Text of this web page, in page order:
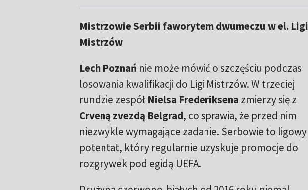
Mistrzowie Serbii faworytem dwumeczu w el. Ligi
Mistrzów
Lech Poznań nie może mówić o szczęściu podczas
losowania kwalifikacji do Ligi Mistrzów. W trzeciej
rundzie zespół Nielsa Frederiksena zmierzy się z
Crveną zvezdą Belgrad, co sprawia, że przed nim
niezwykle wymagające zadanie. Serbowie to ligowy
potentat, który regularnie uzyskuje promocje do
rozgrywek pod egidą UEFA.